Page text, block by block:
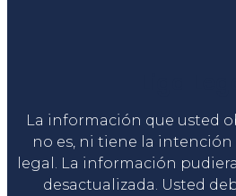
La información que usted
no es, ni tiene la intención
legal. La información
desactualizada. Usted